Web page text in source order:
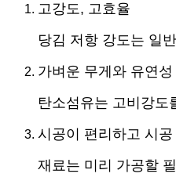
고강도, 고효율
당김 저항 강도는 일
가벼운 무게와 유연성
탄소섬유는 고비강도
시공이 편리하고 시
재료는 미리 가공할